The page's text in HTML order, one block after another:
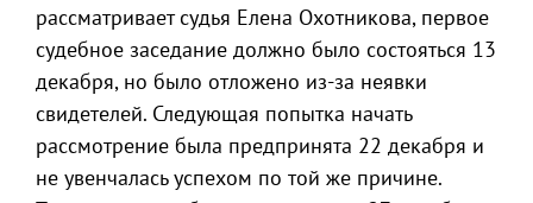
рассматривает судья Елена Охотникова, первое
судебное заседание должно было состояться 13
декабря, но было отложено из-за неявки
свидетелей. Следующая попытка начать
рассмотрение была предпринята 22 декабря и
не увенчалась успехом по той же причине.